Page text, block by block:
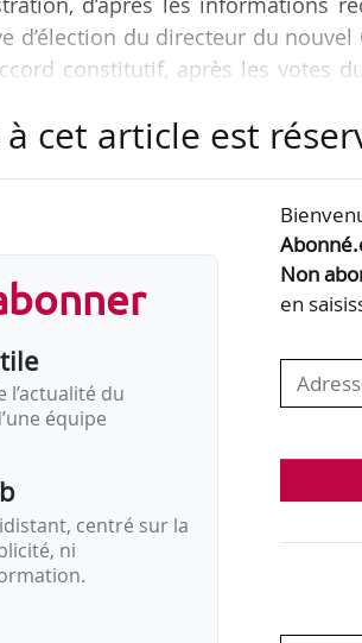
d’élection du directeur du
constitutif, après les votes
à cet article est
l’actualité du
équipe
centré sur la
ni
Non
en